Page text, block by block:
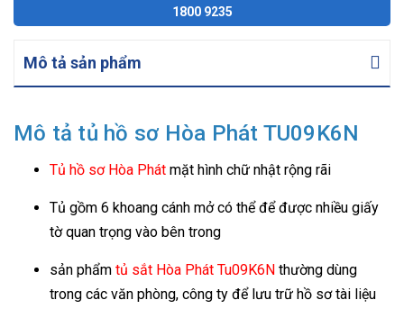
1800 9235
Mô tả sản phẩm
Mô tả tủ hồ sơ Hòa Phát TU09K6N
Tủ hồ sơ Hòa Phát mặt hình chữ nhật rộng rãi
Tủ gồm 6 khoang cánh mở có thể để được nhiều giấy
tờ quan trọng vào bên trong
sản phẩm tủ sắt Hòa Phát Tu09K6N thường dùng
trong các văn phòng, công ty để lưu trữ hồ sơ tài liệu